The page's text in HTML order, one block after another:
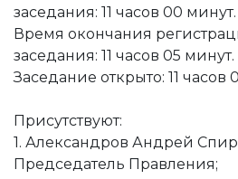
заседания: 11 часов 00 минут.
Время окончания
заседания: 11 часов 05 минут.
Заседание открыто: 11 часов
Присутствуют:
1. Александров Андрей
Председатель Правления;